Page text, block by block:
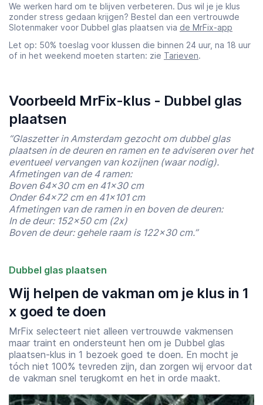
We werken hard om te blijven verbeteren. Dus wil je je klus
zonder stress gedaan krijgen? Bestel dan een vertrouwde
Slotenmaker voor Dubbel glas plaatsen via de MrFix-app
Let op: 50% toeslag voor klussen die binnen 24 uur, na 18 uur
of in het weekend moeten starten: zie Tarieven.
Voorbeeld MrFix-klus - Dubbel glas
plaatsen
“Glaszetter in Amsterdam gezocht om dubbel glas
plaatsen in de deuren en ramen en te adviseren over het
eventueel vervangen van kozijnen (waar nodig).
Afmetingen van de 4 ramen:
Boven 64×30 cm en 41×30 cm
Onder 64×72 cm en 41×101 cm
Afmetingen van de ramen in en boven de deuren:
In de deur: 152×50 cm (2x)
Boven de deur: gehele raam is 122×30 cm.”
Dubbel glas plaatsen
Wij helpen de vakman om je klus in 1
x goed te doen
MrFix selecteert niet alleen vertrouwde vakmensen
maar traint en ondersteunt hen om je Dubbel glas
plaatsen-klus in 1 bezoek goed te doen. En mocht je
tóch niet 100% tevreden zijn, dan zorgen wij ervoor dat
de vakman snel terugkomt en het in orde maakt.